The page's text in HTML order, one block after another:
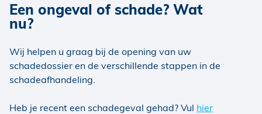
Veelgestelde vragen
Contact
Schade?
Een ongeval of schade? Wat
nu?
Wij helpen u graag bij de opening van uw
schadedossier en de verschillende stappen in de
schadeafhandeling.
Heb je recent een schadegeval gehad? Vul hier